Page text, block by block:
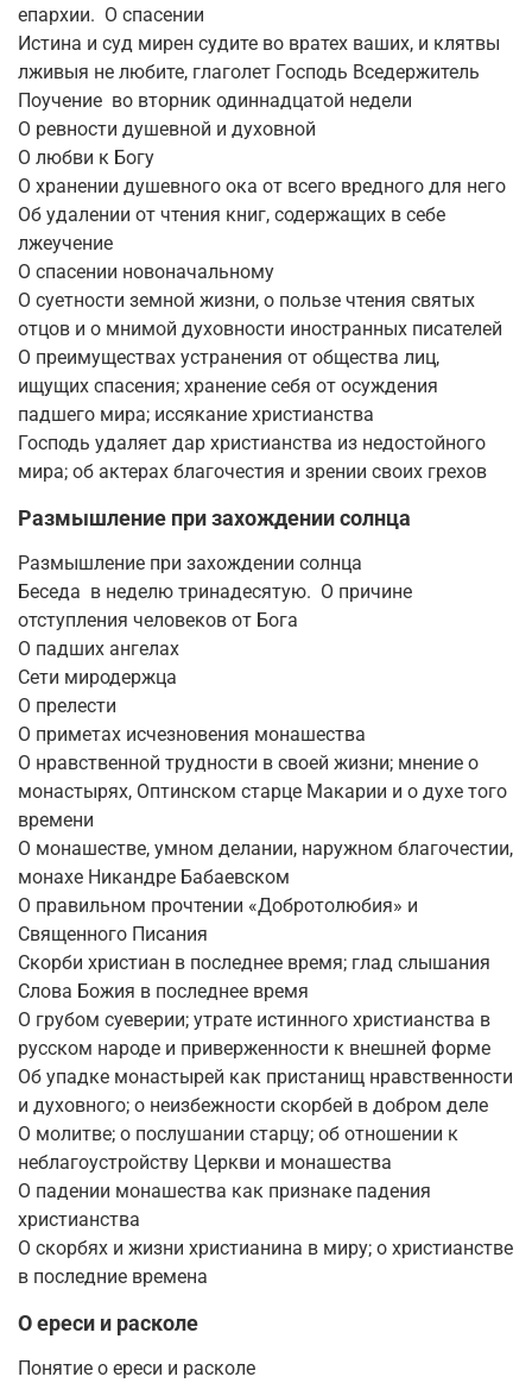
епархии. О спасении
Истина и суд мирен судите во вратех ваших, и клятвы
лживыя не любите, глаголет Господь Вседержитель
Поучение во вторник одиннадцатой недели
О ревности душевной и духовной
О любви к Богу
О хранении душевного ока от всего вредного для него
Об удалении от чтения книг, содержащих в себе
лжеучение
О спасении новоначальному
О суетности земной жизни, о пользе чтения святых
отцов и о мнимой духовности иностранных писателей
О преимуществах устранения от общества лиц,
ищущих спасения; хранение себя от осуждения
падшего мира; иссякание христианства
Господь удаляет дар христианства из недостойного
мира; об актерах благочестия и зрении своих грехов
Размышление при захождении солнца
Размышление при захождении солнца
Беседа в неделю тринадесятую. О причине
отступления человеков от Бога
О падших ангелах
Сети миродержца
О прелести
О приметах исчезновения монашества
О нравственной трудности в своей жизни; мнение о
монастырях, Оптинском старце Макарии и о духе того
времени
О монашестве, умном делании, наружном благочестии,
монахе Никандре Бабаевском
О правильном прочтении «Добротолюбия» и
Священного Писания
Скорби христиан в последнее время; глад слышания
Слова Божия в последнее время
О грубом суеверии; утрате истинного христианства в
русском народе и приверженности к внешней форме
Об упадке монастырей как пристанищ нравственности
и духовного; о неизбежности скорбей в добром деле
О молитве; о послушании старцу; об отношении к
неблагоустройству Церкви и монашества
О падении монашества как признаке падения
христианства
О скорбях и жизни христианина в миру; о христианстве
в последние времена
О ереси и расколе
Понятие о ереси и расколе